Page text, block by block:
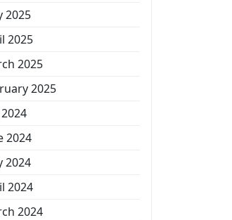
2025
2025
2025
2025
2024
2024
2024
2024
2024